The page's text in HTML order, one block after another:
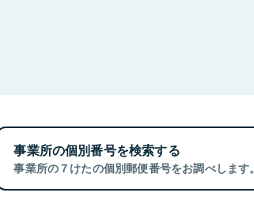
事業所の個別番号を検索する
事業所の７けたの個別郵便番号をお調べします。